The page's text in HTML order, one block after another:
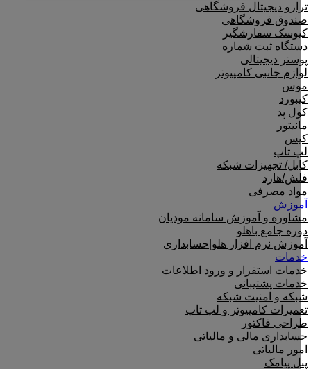
ترازو دیجیتال فروشگاهی
صندوق فروشگاهی
کیوسک سفارشگیر
دستگاه ثبت شماره
پوستر دیجیتالی
لوازم جانبی کامپیوتر
موس
کیبورد
کول پد
مانیتور
کیس
لپ تاپ
کابل/ تجهیزات شبکه
فلش/هارد
مواد مصرفی
آموزش
مشاوره و آموزش سامانه مودیان
دوره جامع باهلو
آموزش نرم افزار هلو|حسابداری
خدمات
خدمات استقرار و ورود اطلاعات
خدمات پشتیبانی
شبکه و امنیت شبکه
تعمیرات کامپیوتر و لپ تاپ
طراحی فاکتور
حسابداری مالی و مالیاتی
امور مالیاتی
پنل پیامک